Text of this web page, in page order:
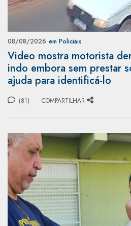
08/08/2026 em Policiais
Video mostra motorista
indo embora sem prestar
ajuda para identificá-lo
(81) COMPARTILHAR